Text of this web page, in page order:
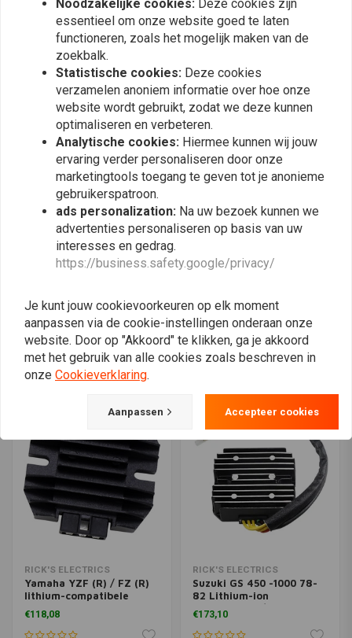
RICK'S ELECTRICS
Honda CB CL 160 - 500
lithium-ion gelijkrichter /
regelaar
€158,22
RICK'S ELECTRICS
Honda CB 350-750
regelaar
€200,11
RICK'S ELECTRICS
Kawasaki / Yamaha
KZ650 / XS650 / XS650SK
Lithium-compatibele
gelijkrichter regelaar
€158,50
RICK'S ELECTRICS
Suzuki GSXR600/750/1000
lithium-compatibele
gelijkrichterregelaar
€208,80
RICK'S ELECTRICS
Yamaha YZF (R) / FZ (R)
lithium-compatibele
gelijkrichterregelaar
€118,08
RICK'S ELECTRICS
Suzuki GS 450 -1000 78-
82 Lithium-ion
gelijkrichter / regelaar
€173,10
Noodzakelijke cookies: Deze cookies zijn
essentieel om onze website goed te laten
functioneren, zoals het mogelijk maken van de
zoekbalk.
Statistische cookies: Deze cookies
verzamelen anoniem informatie over hoe onze
website wordt gebruikt, zodat we deze kunnen
optimaliseren en verbeteren.
Analytische cookies: Hiermee kunnen wij jouw
ervaring verder personaliseren door onze
marketingtools toegang te geven tot je anonieme
gebruikerspatroon.
ads personalization: Na uw bezoek kunnen we
advertenties personaliseren op basis van uw
interesses en gedrag.
https://business.safety.google/privacy/
Je kunt jouw cookievoorkeuren op elk moment
aanpassen via de cookie-instellingen onderaan onze
website. Door op "Akkoord" te klikken, ga je akkoord
met het gebruik van alle cookies zoals beschreven in
onze Cookieverklaring.
Aanpassen Accepteer cookies